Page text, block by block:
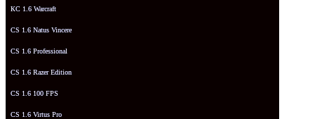
КС 1.6 Warcraft
CS 1.6 Natus Vincere
CS 1.6 Professional
CS 1.6 Razer Edition
CS 1.6 100 FPS
CS 1.6 Virtus Pro